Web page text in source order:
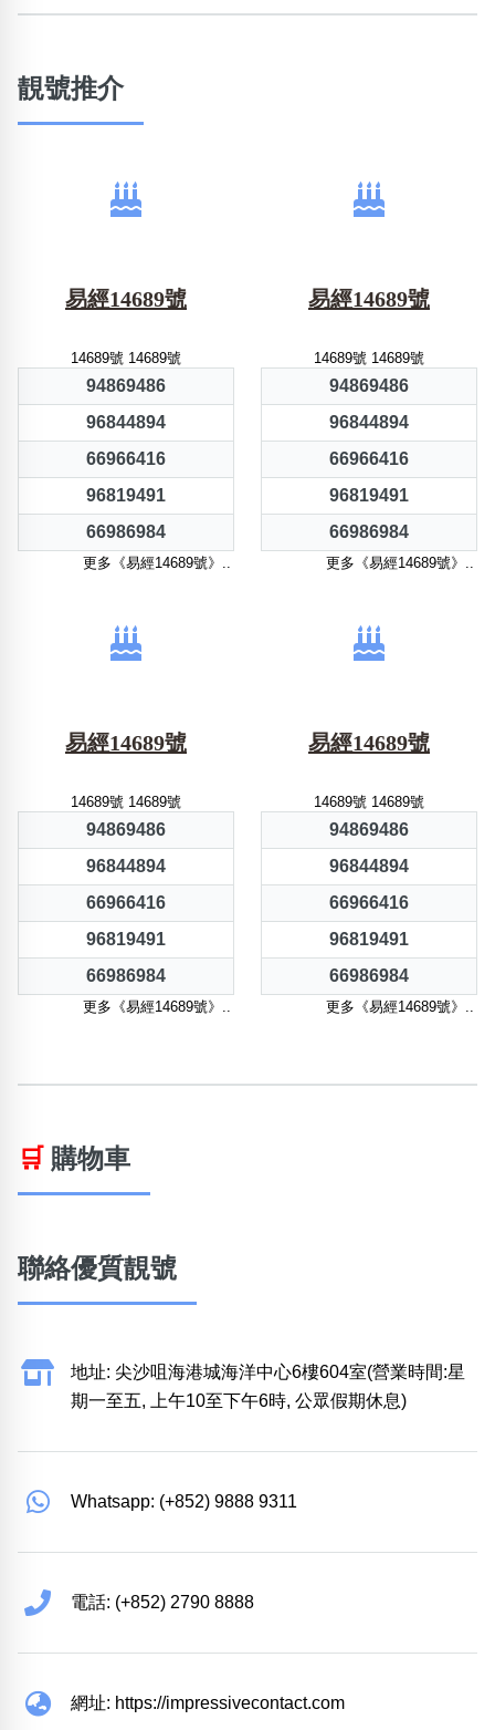
靚號推介
易經14689號
14689號 14689號
94869486
96844894
66966416
96819491
66986984
更多《易經14689號》..
易經14689號
14689號 14689號
94869486
96844894
66966416
96819491
66986984
更多《易經14689號》..
易經14689號
14689號 14689號
94869486
96844894
66966416
96819491
66986984
更多《易經14689號》..
易經14689號
14689號 14689號
94869486
96844894
66966416
96819491
66986984
更多《易經14689號》..
🛒 購物車
聯絡優質靚號
地址: 尖沙咀海港城海洋中心6樓604室(營業時間:星
期一至五, 上午10至下午6時, 公眾假期休息)
Whatsapp: (+852) 9888 9311
電話: (+852) 2790 8888
網址: https://impressivecontact.com